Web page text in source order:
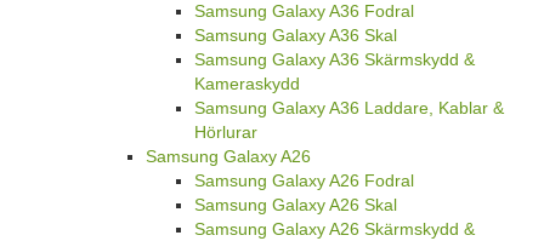
Samsung Galaxy A36 Fodral
Samsung Galaxy A36 Skal
Samsung Galaxy A36 Skärmskydd &
Kameraskydd
Samsung Galaxy A36 Laddare, Kablar &
Hörlurar
Samsung Galaxy A26
Samsung Galaxy A26 Fodral
Samsung Galaxy A26 Skal
Samsung Galaxy A26 Skärmskydd &